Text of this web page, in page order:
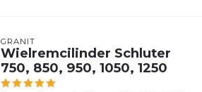
GRANIT
Wielremcilinder Schluter
750, 850, 950, 1050, 1250